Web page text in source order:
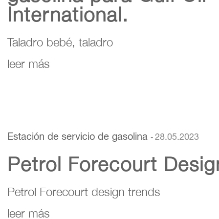
International.
Taladro bebé, taladro
leer más
Estación de servicio de gasolina - 28.05.2023
Petrol Forecourt
Petrol Forecourt design trends
leer más